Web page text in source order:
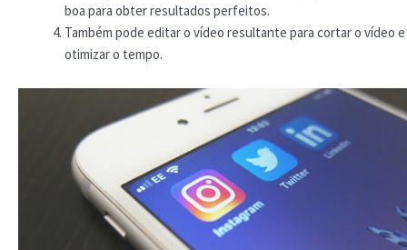
boa para obter resultados perfeitos.
Também pode editar o vídeo resultante para cortar o vídeo e
otimizar o tempo.